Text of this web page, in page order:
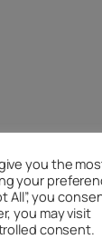
you the
your
All”, you
you may visit
consent.